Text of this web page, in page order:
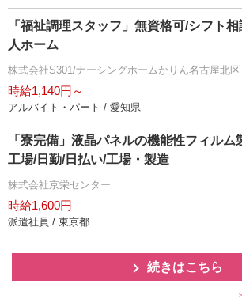
「福祉調理スタッフ」無資格可/シフト
人ホーム
株式会社S301/ナーシングホームかりん名古屋北区
時給1,140円～
アルバイト・パート / 愛知県
「寮完備」液晶パネルの機能性フィルム
工場/日勤/日払い/工場・製造
株式会社京栄センター
時給1,600円
派遣社員 / 東京都
続きはこちら